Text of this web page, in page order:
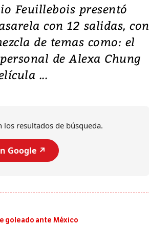
Feuillebois presentó
con 12 salidas, con
de temas como: el
de Alexa Chung
...
los resultados de búsqueda.
Google ↗️
goleado ante México
Video, Japón: Terremoto
deja heridos y graves
daños en Kumamoto
al sur de Japón, provocando una